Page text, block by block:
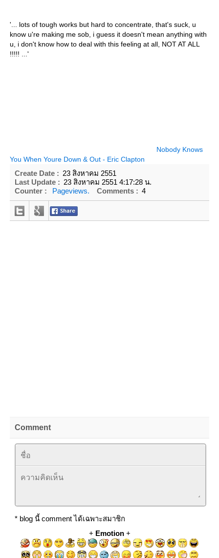
'... lots of tough works but hard to concentrate, that's suck, u
know u're making me sob, i guess it doesn't mean anything with
u, i don't know how to deal with this feeling at all, NOT AT ALL
!!!!! ...'
Nobody Knows
You When Youre Down & Out - Eric Clapton
Create Date : 23 สิงหาคม 2551
Last Update : 23 สิงหาคม 2551 4:17:28 น.
Counter :
Pageviews. Comments : 4
Comment
* blog นี้ comment ได้เฉพาะสมาชิก
+ Emotion+